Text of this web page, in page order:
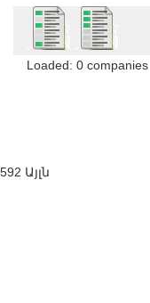
Loaded: 0 companies
592 Այլն